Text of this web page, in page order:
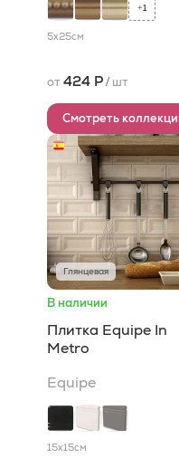
+1
5x25см
от 424 Р/ шт
Смотреть
Глянцевая
В наличии
Плитка Equipe In
Metro
Equipe
15x15см